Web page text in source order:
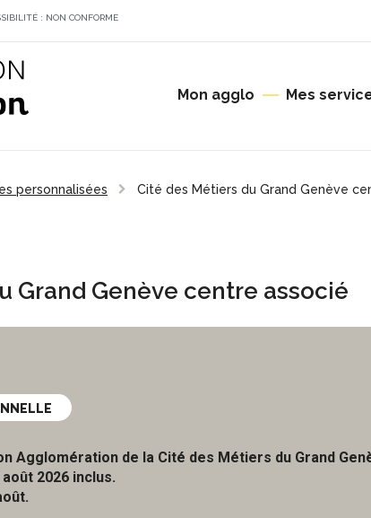
: NON CONFORME
Mon agglo Mes
personnalisées Cité des Métiers du Grand Genève
Grand Genève centre associé
Agglomération de la Cité des Métiers du Grand
2026 inclus.